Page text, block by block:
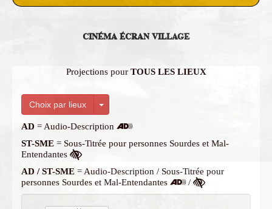
CINÉMA ÉCRAN VILLAGE